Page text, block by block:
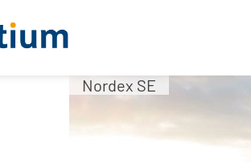
Nordex SE